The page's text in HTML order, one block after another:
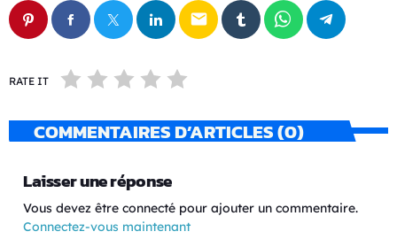
email
RATE IT
COMMENTAIRES D’ARTICLES (0)
Laisser une réponse
Vous devez être connecté pour ajouter un commentaire.
Connectez-vous maintenant